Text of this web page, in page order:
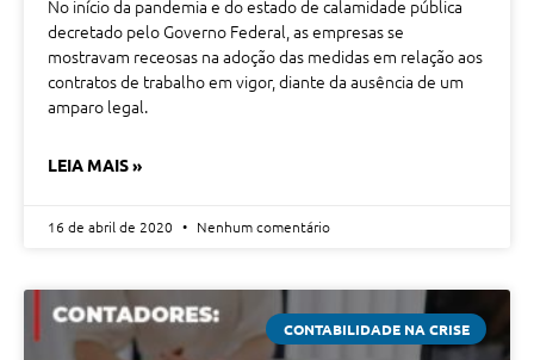
No início da pandemia e do estado de calamidade pública
decretado pelo Governo Federal, as empresas se
mostravam receosas na adoção das medidas em relação aos
contratos de trabalho em vigor, diante da ausência de um
amparo legal.
LEIA MAIS »
16 de abril de 2020 Nenhum comentário
CONTABILIDADE NA CRISE